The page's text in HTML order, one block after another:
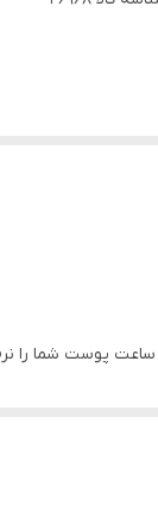
ساعت پوست شما